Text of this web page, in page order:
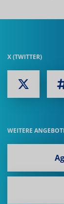
X (TWITTER)
WEITERE